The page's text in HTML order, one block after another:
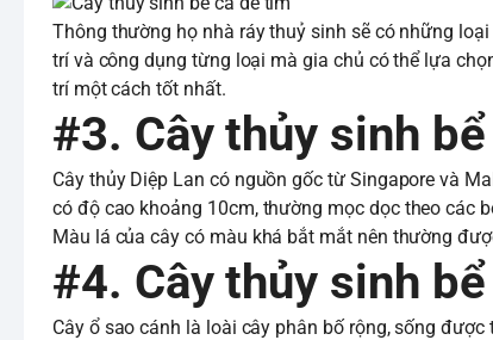
Thông thường họ nhà ráy thuỷ sinh sẽ có những
trí và công dụng từng loại mà gia chủ có thể lựa
trí một cách tốt nhất.
#3. Cây thủy sinh
Cây thủy Diệp Lan có nguồn gốc từ Singapore và
có độ cao khoảng 10cm, thường mọc dọc theo các
Màu lá của cây có màu khá bắt mắt nên thường
#4. Cây thủy sinh
Cây ổ sao cánh là loài cây phân bố rộng, sống